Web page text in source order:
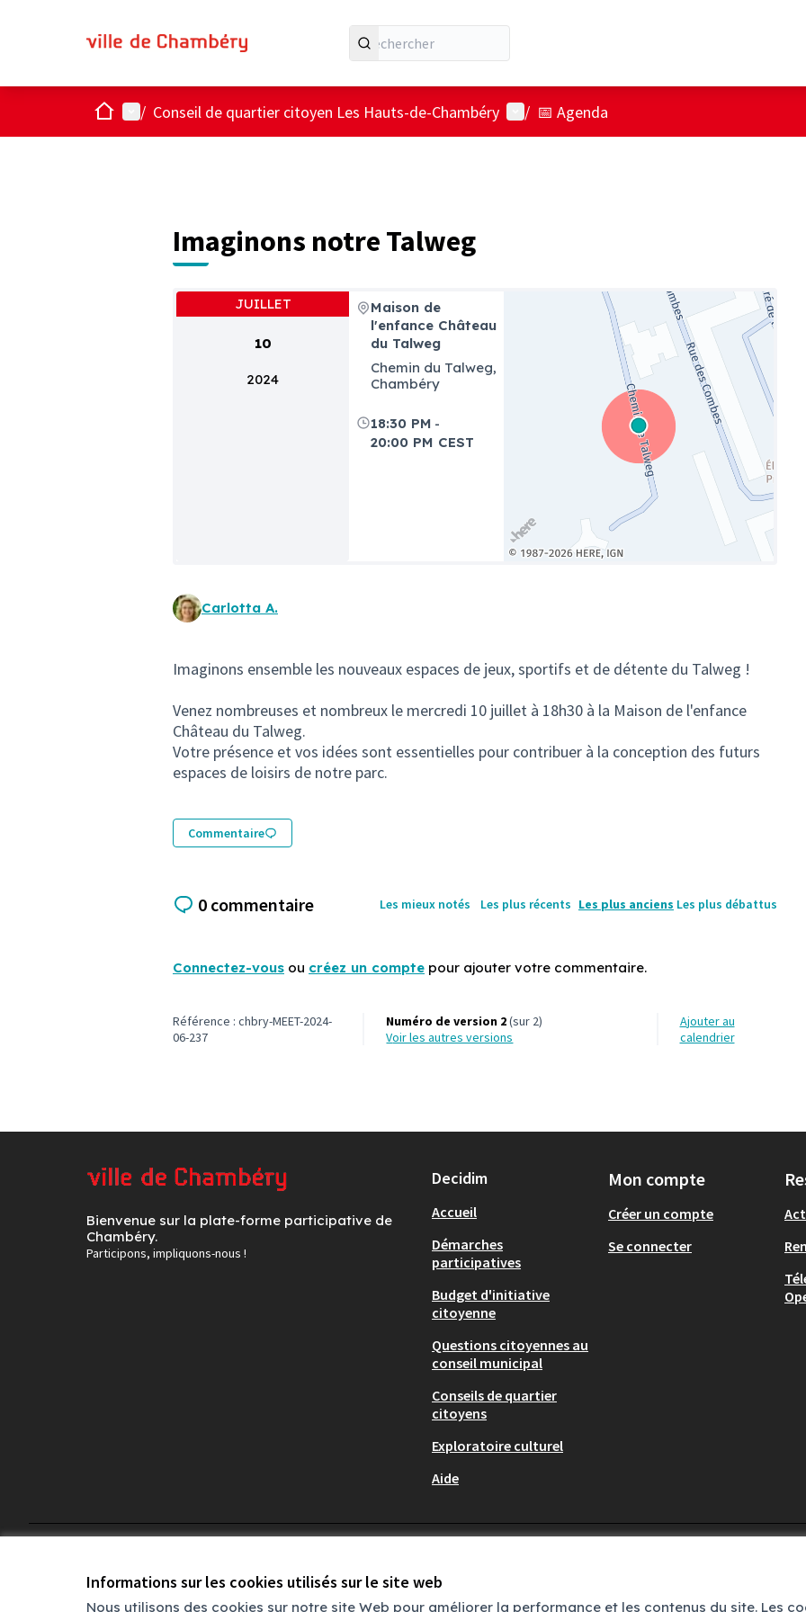
Informations sur les cookies utilisés sur le site web
Nous utilisons des cookies sur notre site Web pour améliorer la performance et les contenus du site. Les
AccueilMenu principal
/ Conseil de quartier citoyen Les Hauts-de-Chambéry Menu utilisateur
/ 📅 Agenda
Imaginons notre Talweg
JUILLET
10
2024
Maison de
l'enfance Château
du Talweg
Chemin du Talweg,
Chambéry
18:30 PM -
20:00 PM CEST
Carlotta A.
Imaginons ensemble les nouveaux espaces de jeux, sportifs et de détente du Talweg !
Venez nombreuses et nombreux le mercredi 10 juillet à 18h30 à la Maison de l'enfance
Château du Talweg.
Votre présence et vos idées sont essentielles pour contribuer à la conception des futurs
espaces de loisirs de notre parc.
Commentaire
0 commentaire Les mieux notés Les plus récents Les plus anciens Les plus débattus
Connectez-vous ou créez un compte pour ajouter votre commentaire.
Référence : chbry-MEET-2024-
06-237
Numéro de version 2(sur 2)
voir les autres versions
Ajouter au
calendrier
Bienvenue sur la plate-forme participative de
Chambéry.
Participons, impliquons-nous !
Decidim
Accueil
Démarches
participatives
Budget d'initiative
citoyenne
Questions citoyennes au
conseil municipal
Conseils de quartier
citoyens
Exploratoire culturel
Aide
Mon compte
Créer un compte
Se connecter